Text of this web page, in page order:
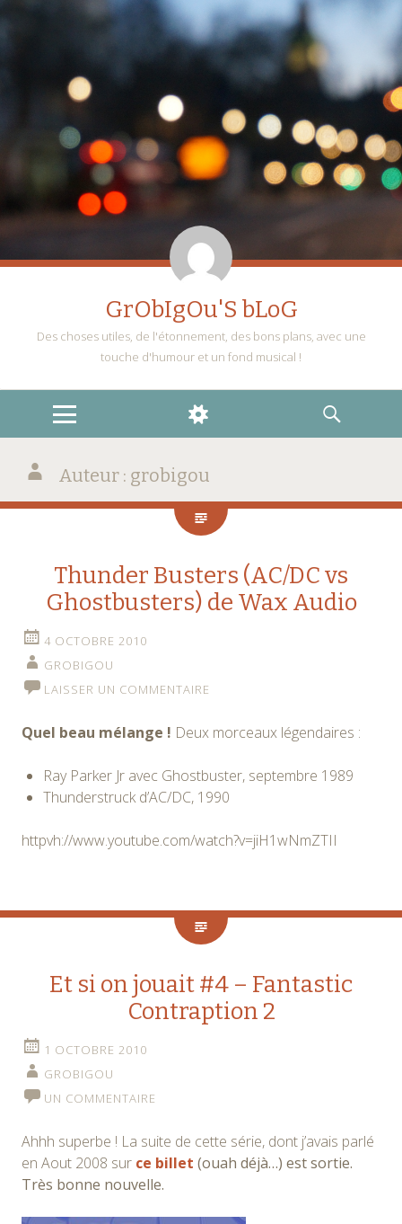
GrObIgOu'S bLoG
Des choses utiles, de l'étonnement, des bons plans, avec une
touche d'humour et un fond musical !
MENU
WIDGETS
RECHERCHE
Auteur : grobigou
Thunder Busters (AC/DC vs
Ghostbusters) de Wax Audio
4 OCTOBRE 2010
GROBIGOU
LAISSER UN COMMENTAIRE
Quel beau mélange ! Deux morceaux légendaires :
Ray Parker Jr avec Ghostbuster, septembre 1989
Thunderstruck d’AC/DC, 1990
httpvh://www.youtube.com/watch?v=jiH1wNmZTII
Et si on jouait #4 – Fantastic
Contraption 2
1 OCTOBRE 2010
GROBIGOU
UN COMMENTAIRE
Ahhh superbe ! La suite de cette série, dont j’avais parlé
en Aout 2008 sur ce billet (ouah déjà…) est sortie.
Très bonne nouvelle.